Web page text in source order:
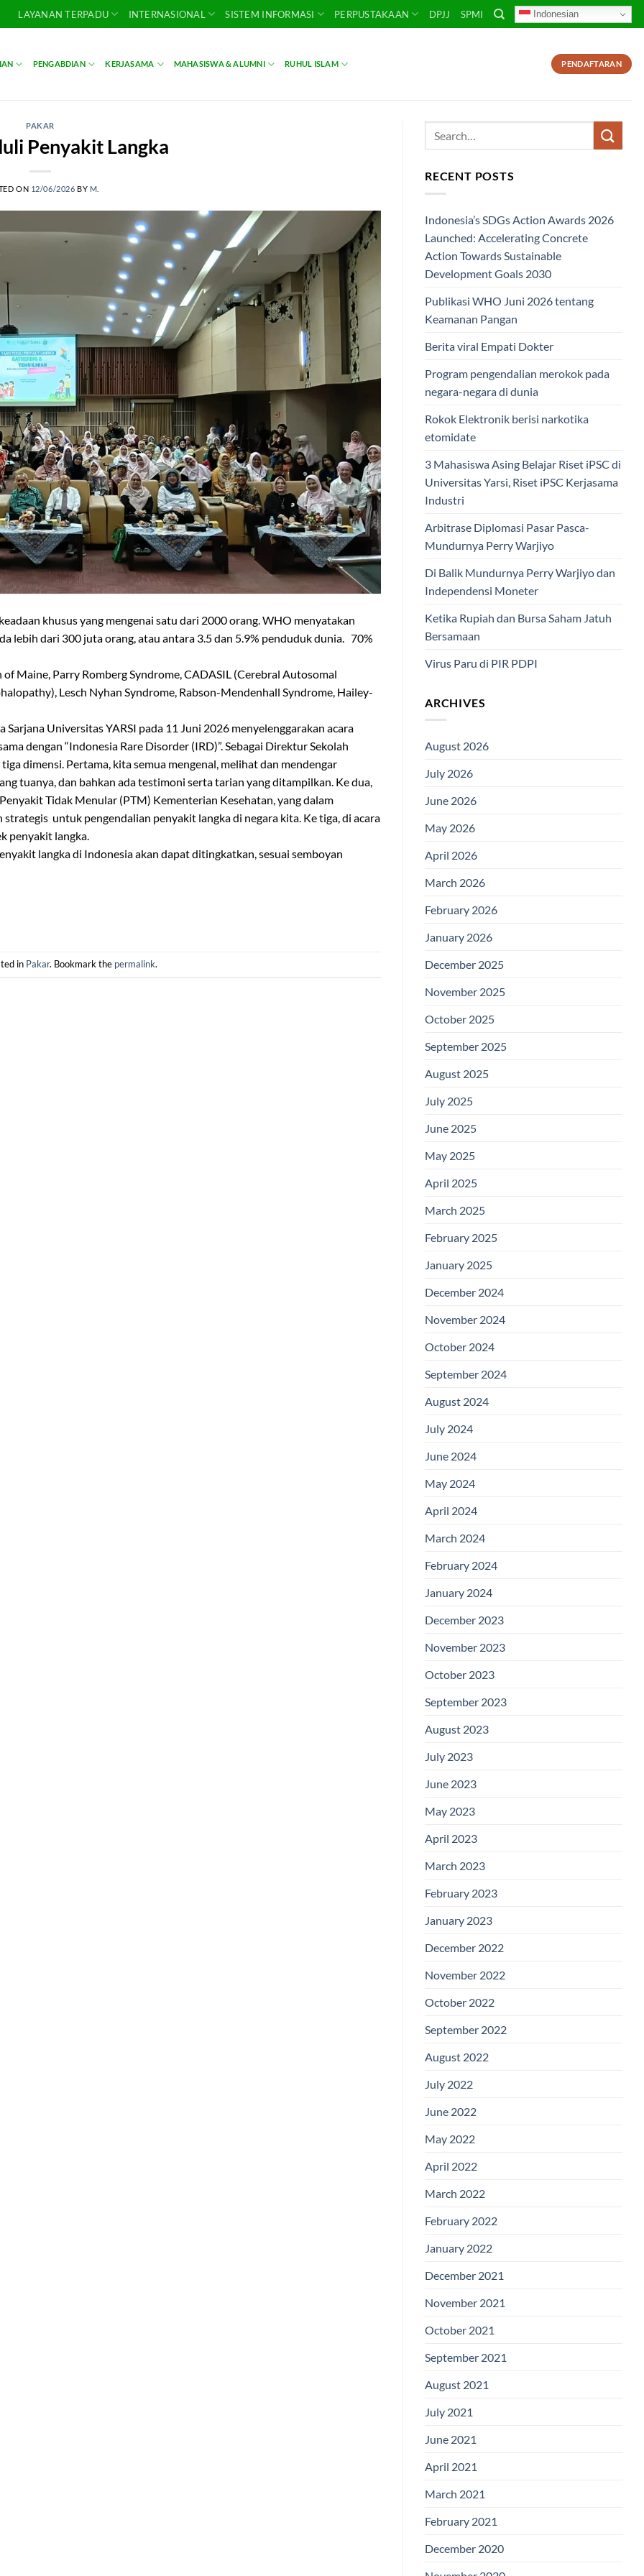
LAYANAN TERPADU INTERNASIONAL SISTEM INFORMASI PERPUSTAKAAN DPJJ SPMI Indonesian
PENGABDIAN KERJASAMA MAHASISWA & ALUMNI RUHUL ISLAM PENDAFTARAN
PAKAR
Penyakit Langka
ON 12/06/2026 BY M.
khusus yang mengenai satu dari 2000 orang. WHO menyatakan
lebih dari 300 juta orang, atau antara 3.5 dan 5.9% penduduk dunia. 70%
Maine, Parry Romberg Syndrome, CADASIL (Cerebral Autosomal
Lesch Nyhan Syndrome, Rabson-Mendenhall Syndrome, Hailey-
Universitas YARSI pada 11 Juni 2026 menyelenggarakan acara
dengan “Indonesia Rare Disorder (IRD)”. Sebagai Direktur Sekolah
dimensi. Pertama, kita semua mengenal, melihat dan mendengar
tuanya, dan bahkan ada testimoni serta tarian yang ditampilkan. Ke dua,
Tidak Menular (PTM) Kementerian Kesehatan, yang dalam
untuk pengendalian penyakit langka di negara kita. Ke tiga, di acara
penyakit langka.
langka di Indonesia akan dapat ditingkatkan, sesuai semboyan
in Pakar. Bookmark the permalink.
RECENT POSTS
Indonesia’s SDGs Action Awards 2026
Launched: Accelerating Concrete
Action Towards Sustainable
Development Goals 2030
Publikasi WHO Juni 2026 tentang
Keamanan Pangan
Berita viral Empati Dokter
Program pengendalian merokok pada
negara-negara di dunia
Rokok Elektronik berisi narkotika
etomidate
3 Mahasiswa Asing Belajar Riset iPSC di
Universitas Yarsi, Riset iPSC Kerjasama
Industri
Arbitrase Diplomasi Pasar Pasca-
Mundurnya Perry Warjiyo
Di Balik Mundurnya Perry Warjiyo dan
Independensi Moneter
Ketika Rupiah dan Bursa Saham Jatuh
Bersamaan
Virus Paru di PIR PDPI
ARCHIVES
August 2026
July 2026
June 2026
May 2026
April 2026
March 2026
February 2026
January 2026
December 2025
November 2025
October 2025
September 2025
August 2025
July 2025
June 2025
May 2025
April 2025
March 2025
February 2025
January 2025
December 2024
November 2024
October 2024
September 2024
August 2024
July 2024
June 2024
May 2024
April 2024
March 2024
February 2024
January 2024
December 2023
November 2023
October 2023
September 2023
August 2023
July 2023
June 2023
May 2023
April 2023
March 2023
February 2023
January 2023
December 2022
November 2022
October 2022
September 2022
August 2022
July 2022
June 2022
May 2022
April 2022
March 2022
February 2022
January 2022
December 2021
November 2021
October 2021
September 2021
August 2021
July 2021
June 2021
April 2021
March 2021
February 2021
December 2020